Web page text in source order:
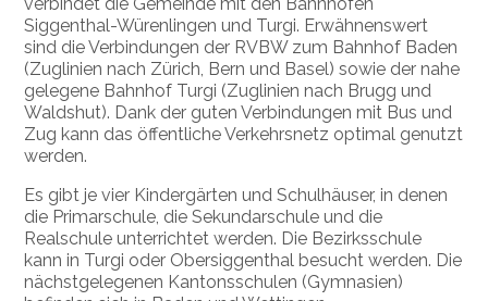
Siggenthal-Würenlingen und Turgi. Erwähnenswert
sind die Verbindungen der RVBW zum Bahnhof Baden
(Zuglinien nach Zürich, Bern und Basel) sowie der nahe
gelegene Bahnhof Turgi (Zuglinien nach Brugg und
Waldshut). Dank der guten Verbindungen mit Bus und
Zug kann das öffentliche Verkehrsnetz optimal genutzt
werden.
Es gibt je vier Kindergärten und Schulhäuser, in denen
die Primarschule, die Sekundarschule und die
Realschule unterrichtet werden. Die Bezirksschule
kann in Turgi oder Obersiggenthal besucht werden. Die
nächstgelegenen Kantonsschulen (Gymnasien)